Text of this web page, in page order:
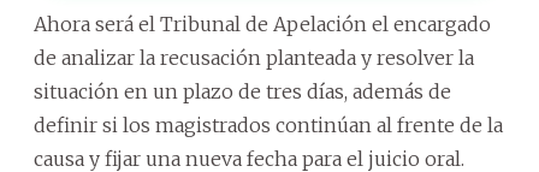
Ahora será el Tribunal de Apelación el encargado
de analizar la recusación planteada y resolver la
situación en un plazo de tres días, además de
definir si los magistrados continúan al frente de la
causa y fijar una nueva fecha para el juicio oral.